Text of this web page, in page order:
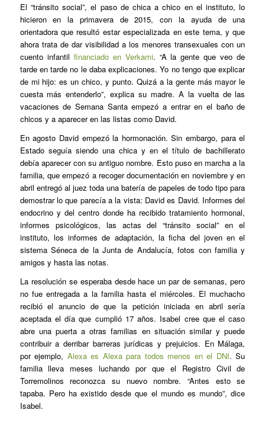
El “tránsito social”, el paso de chica a chico en el instituto, lo
hicieron en la primavera de 2015, con la ayuda de una
orientadora que resultó estar especializada en este tema, y que
ahora trata de dar visibilidad a los menores transexuales con un
cuento infantil financiado en Verkami. “A la gente que veo de
tarde en tarde no le daba explicaciones. Yo no tengo que explicar
de mi hijo: es un chico, y punto. Quizá a la gente más mayor le
cuesta más entenderlo”, explica su madre. A la vuelta de las
vacaciones de Semana Santa empezó a entrar en el baño de
chicos y a aparecer en las listas como David.
En agosto David empezó la hormonación. Sin embargo, para el
Estado seguía siendo una chica y en el título de bachillerato
debía aparecer con su antiguo nombre. Esto puso en marcha a la
familia, que empezó a recoger documentación en noviembre y en
abril entregó al juez toda una batería de papeles de todo tipo para
demostrar lo que parecía a la vista: David es David. Informes del
endocrino y del centro donde ha recibido tratamiento hormonal,
informes psicológicos, las actas del “tránsito social” en el
instituto, los informes de adaptación, la ficha del joven en el
sistema Séneca de la Junta de Andalucía, fotos con familia y
amigos y hasta las notas.
La resolución se esperaba desde hace un par de semanas, pero
no fue entregada a la familia hasta el miércoles. El muchacho
recibió el anuncio de que la petición iniciada en abril sería
aceptada el día que cumplió 17 años. Isabel cree que el caso
abre una puerta a otras familias en situación similar y puede
contribuir a derribar barreras jurídicas y prejuicios. En Málaga,
por ejemplo, Alexa es Alexa para todos menos en el DNI. Su
familia lleva meses luchando por que el Registro Civil de
Torremolinos reconozca su nuevo nombre. “Antes esto se
tapaba. Pero ha existido desde que el mundo es mundo”, dice
Isabel.